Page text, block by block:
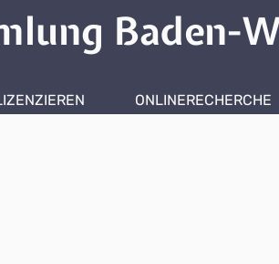
Baden-
ONLINERECHERCHE